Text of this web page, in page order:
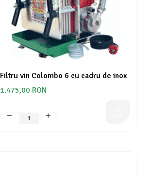
Filtru vin Colombo 6 cu cadru de inox
1.475,00 RON